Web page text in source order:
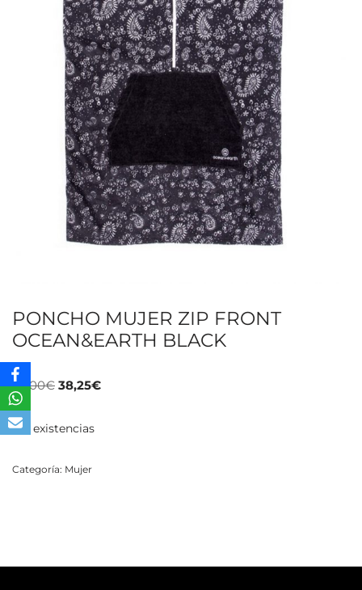
PONCHO MUJER ZIP FRONT
OCEAN&EARTH BLACK
45,00€ 38,25€
Sin existencias
Categoría: Mujer